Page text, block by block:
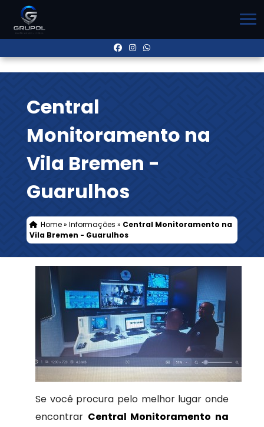
Central
Monitoramento na
Vila Bremen -
Guarulhos
Home» Informações » Central Monitoramento na
Vila Bremen - Guarulhos
Se você procura pelo melhor lugar onde
encontrar Central Monitoramento na